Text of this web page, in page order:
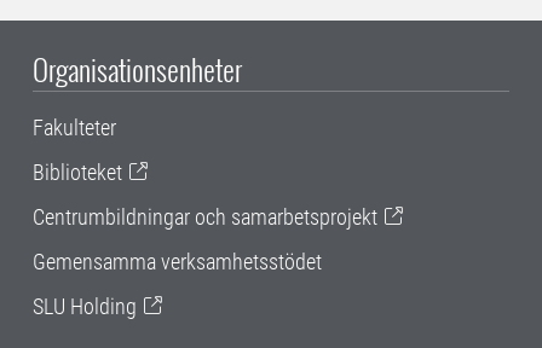
Organisationsenheter
Fakulteter
Biblioteket
Centrumbildningar och samarbetsprojekt
Gemensamma verksamhetsstödet
SLU Holding